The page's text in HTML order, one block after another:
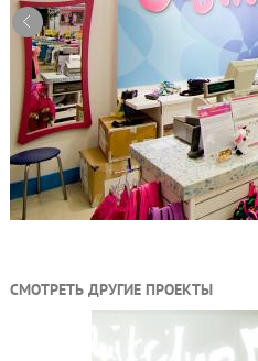
СМОТРЕТЬ ДРУГИЕ ПРОЕКТЫ